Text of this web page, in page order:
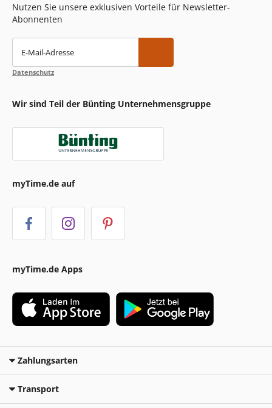
Nutzen Sie unsere exklusiven Vorteile für Newsletter-
Abonnenten
E-Mail-Adresse
Datenschutz
Wir sind Teil der Bünting Unternehmensgruppe
myTime.de auf
myTime.de Apps
Zahlungsarten
Transport